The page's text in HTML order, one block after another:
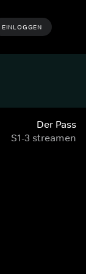
EINLOGGEN
Der Pass
S1-3 streamen